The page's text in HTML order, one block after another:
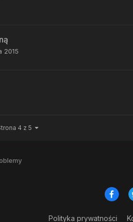
2015
4 z 5
Polityka prywatności